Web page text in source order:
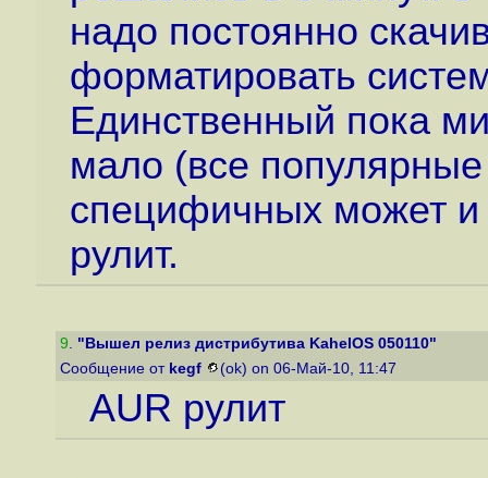
надо постоянно
форматировать
Единственный пока
мало (все
специфичных может и
рулит.
9. "Вышел релиз дистрибутива KahelOS 050110"
Сообщение от kegf (ok) on 06-Май-10, 11:47
AUR рулит